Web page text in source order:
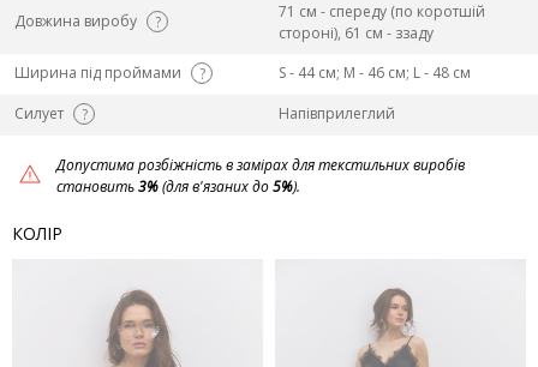
Довжина виробу ?
71 см - спереду (по коротшій
стороні), 61 см - ззаду
Ширина під проймами
?
S - 44 см; M - 46 см; L - 48 см
Силует
? Напівприлеглий
Допустима розбіжність в замірах для текстильних виробів
становить3%(для в'язаних до5%).
КОЛІР